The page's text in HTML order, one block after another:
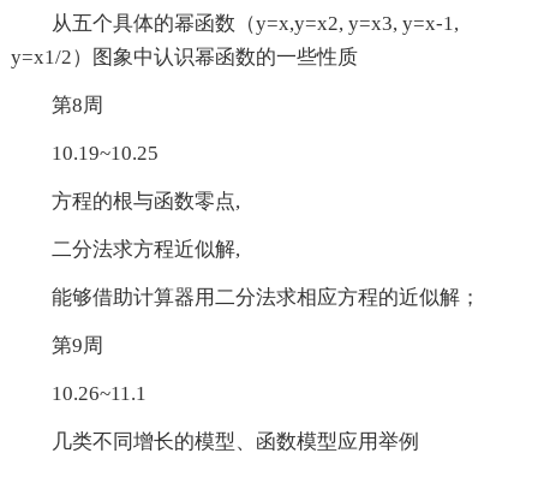
从五个具体的幂函数（y=x,y=x2, y=x3, y=x-1,
y=x1/2）图象中认识幂函数的一些性质
第8周
10.19~10.25
方程的根与函数零点,
二分法求方程近似解,
能够借助计算器用二分法求相应方程的近似解；
第9周
10.26~11.1
几类不同增长的模型、函数模型应用举例